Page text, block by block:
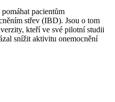
pacientům
střev (IBD). Jsou o tom
kteří ve své pilotní studii
snížit aktivitu onemocnění